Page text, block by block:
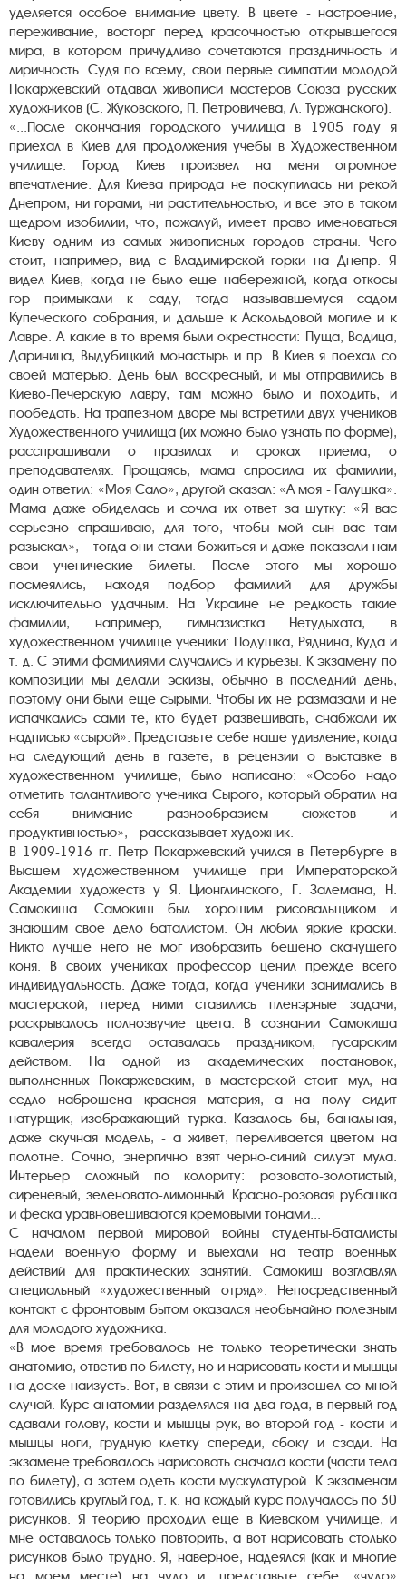
уделяется особое внимание цвету. В цвете - настроение,
переживание, восторг перед красочностью открывшегося
мира, в котором причудливо сочетаются праздничность и
лиричность. Судя по всему, свои первые симпатии молодой
Покаржевский отдавал живописи мастеров Союза русских
художников (С. Жуковского, П. Петровичева, Л. Туржанского).
«...После окончания городского училища в 1905 году я
приехал в Киев для продолжения учебы в Художественном
училище. Город Киев произвел на меня огромное
впечатление. Для Киева природа не поскупилась ни рекой
Днепром, ни горами, ни растительностью, и все это в таком
щедром изобилии, что, пожалуй, имеет право именоваться
Киеву одним из самых живописных городов страны. Чего
стоит, например, вид с Владимирской горки на Днепр. Я
видел Киев, когда не было еще набережной, когда откосы
гор примыкали к саду, тогда называвшемуся садом
Купеческого собрания, и дальше к Аскольдовой могиле и к
Лавре. А какие в то время были окрестности: Пуща, Водица,
Дариница, Выдубицкий монастырь и пр. В Киев я поехал со
своей матерью. День был воскресный, и мы отправились в
Киево-Печерскую лавру, там можно было и походить, и
пообедать. На трапезном дворе мы встретили двух учеников
Художественного училища (их можно было узнать по форме),
расспрашивали о правилах и сроках приема, о
преподавателях. Прощаясь, мама спросила их фамилии,
один ответил: «Моя Сало», другой сказал: «А моя - Галушка».
Мама даже обиделась и сочла их ответ за шутку: «Я вас
серьезно спрашиваю, для того, чтобы мой сын вас там
разыскал», - тогда они стали божиться и даже показали нам
свои ученические билеты. После этого мы хорошо
посмеялись, находя подбор фамилий для дружбы
исключительно удачным. На Украине не редкость такие
фамилии, например, гимназистка Нетудыхата, в
художественном училище ученики: Подушка, Ряднина, Куда и
т. д. С этими фамилиями случались и курьезы. К экзамену по
композиции мы делали эскизы, обычно в последний день,
поэтому они были еще сырыми. Чтобы их не размазали и не
испачкались сами те, кто будет развешивать, снабжали их
надписью «сырой». Представьте себе наше удивление, когда
на следующий день в газете, в рецензии о выставке в
художественном училище, было написано: «Особо надо
отметить талантливого ученика Сырого, который обратил на
себя внимание разнообразием сюжетов и
продуктивностью», - рассказывает художник.
В 1909-1916 гг. Петр Покаржевский учился в Петербурге в
Высшем художественном училище при Императорской
Академии художеств у Я. Ционглинского, Г. Залемана, Н.
Самокиша. Самокиш был хорошим рисовальщиком и
знающим свое дело баталистом. Он любил яркие краски.
Никто лучше него не мог изобразить бешено скачущего
коня. В своих учениках профессор ценил прежде всего
индивидуальность. Даже тогда, когда ученики занимались в
мастерской, перед ними ставились пленэрные задачи,
раскрывалось полнозвучие цвета. В сознании Самокиша
кавалерия всегда оставалась праздником, гусарским
действом. На одной из академических постановок,
выполненных Покаржевским, в мастерской стоит мул, на
седло наброшена красная материя, а на полу сидит
натурщик, изображающий турка. Казалось бы, банальная,
даже скучная модель, - а живет, переливается цветом на
полотне. Сочно, энергично взят черно-синий силуэт мула.
Интерьер сложный по колориту: розовато-золотистый,
сиреневый, зеленовато-лимонный. Красно-розовая рубашка
и феска уравновешиваются кремовыми тонами...
С началом первой мировой войны студенты-баталисты
надели военную форму и выехали на театр военных
действий для практических занятий. Самокиш возглавлял
специальный «художественный отряд». Непосредственный
контакт с фронтовым бытом оказался необычайно полезным
для молодого художника.
«В мое время требовалось не только теоретически знать
анатомию, ответив по билету, но и нарисовать кости и мышцы
на доске наизусть. Вот, в связи с этим и произошел со мной
случай. Курс анатомии разделялся на два года, в первый год
сдавали голову, кости и мышцы рук, во второй год - кости и
мышцы ноги, грудную клетку спереди, сбоку и сзади. На
экзамене требовалось нарисовать сначала кости (части тела
по билету), а затем одеть кости мускулатурой. К экзаменам
готовились круглый год, т. к. на каждый курс получалось по 30
рисунков. Я теорию проходил еще в Киевском училище, и
мне оставалось только повторить, а вот нарисовать столько
рисунков было трудно. Я, наверное, надеялся (как и многие